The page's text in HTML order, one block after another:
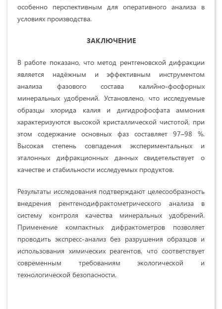
особенно перспективным для оперативного анализа в
условиях производства.
ЗАКЛЮЧЕНИЕ
В работе показано, что метод рентгеновской дифракции
является надёжным и эффективным инструментом
анализа фазового состава калийно-фосфорных
минеральных удобрений. Установлено, что исследуемые
образцы хлорида калия и дигидрофосфата аммония
характеризуются высокой кристаллической чистотой, при
этом содержание основных фаз составляет 97–98 %.
Высокая степень совпадения экспериментальных и
эталонных дифракционных данных свидетельствует о
качестве и стабильности исследуемых продуктов.
Результаты исследования подтверждают целесообразность
внедрения рентгенодифрактометрического анализа в
систему контроля качества минеральных удобрений.
Применение компактных дифрактометров позволяет
проводить экспресс-анализ без разрушения образцов и
использования химических реагентов, что соответствует
современным требованиям экологической и
технологической безопасности.